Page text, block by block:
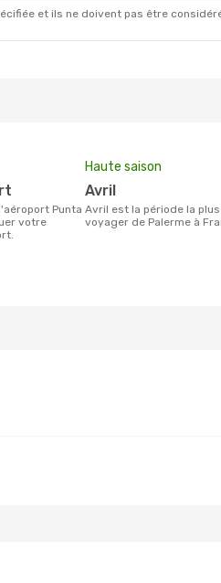
et ils ne doivent pas être
votre
Haute saison
avril
avril est la période la plus chargée pour
voyager de Palerme à